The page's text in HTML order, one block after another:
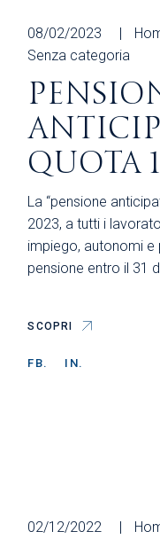
08/02/2023
Senza categoria
QUOTA
La “pensione
2023, a tutti i
impiego, autonomi e
pensione entro il 31
SCOPRI
FB. IN.
02/12/2022